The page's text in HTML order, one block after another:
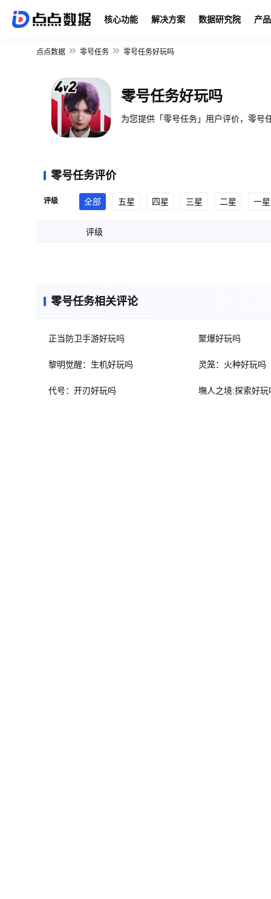
核心功能 解决方案 数据研究院 产
点点数据 零号任务 零号任务好玩吗
零号任务好玩吗
为您提供「零号任务」用户评价，零号
零号任务评价
评级 全部 五星 四星 三星 二星 一星
评级
零号任务相关评论
正当防卫手游好玩吗 聚爆好玩吗
黎明觉醒：生机好玩吗 灵笼：火种好玩吗
代号：开刃好玩吗 墲人之境:探索好玩